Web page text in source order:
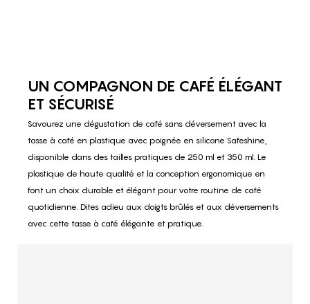
UN COMPAGNON DE CAFÉ ÉLÉGANT
ET SÉCURISÉ
Savourez une dégustation de café sans déversement avec la
tasse à café en plastique avec poignée en silicone Safeshine,
disponible dans des tailles pratiques de 250 ml et 350 ml. Le
plastique de haute qualité et la conception ergonomique en
font un choix durable et élégant pour votre routine de café
quotidienne. Dites adieu aux doigts brûlés et aux déversements
avec cette tasse à café élégante et pratique.